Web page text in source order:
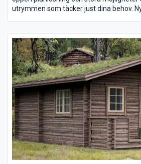
utrymmen som täcker just dina behov.
rumslösningar och 25 mycket effektiva
Komplettera även med Galgat funkisbod
funkisbastu.